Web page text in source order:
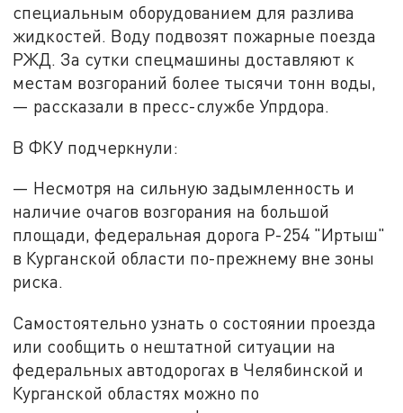
специальным оборудованием для разлива
жидкостей. Воду подвозят пожарные поезда
РЖД. За сутки спецмашины доставляют к
местам возгораний более тысячи тонн воды,
— рассказали в пресс-службе Упрдора.
В ФКУ подчеркнули:
— Несмотря на сильную задымленность и
наличие очагов возгорания на большой
площади, федеральная дорога Р-254 "Иртыш"
в Курганской области по-прежнему вне зоны
риска.
Самостоятельно узнать о состоянии проезда
или сообщить о нештатной ситуации на
федеральных автодорогах в Челябинской и
Курганской областях можно по